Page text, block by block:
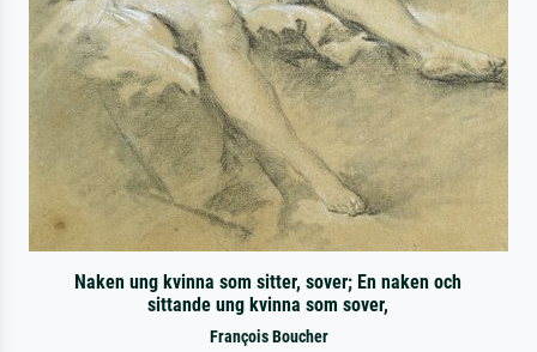
Naken ung kvinna som sitter, sover; En naken och
sittande ung kvinna som sover,
François Boucher